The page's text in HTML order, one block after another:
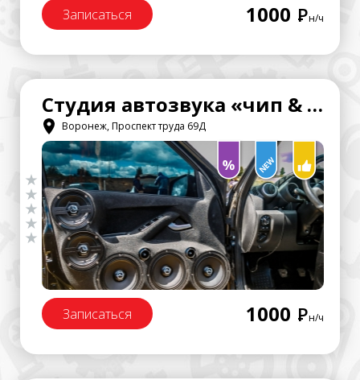
Записаться 1000 Рн/ч
Студия автозвука «чип & дейл»
Воронеж, Проспект труда 69Д
Записаться 1000 Рн/ч